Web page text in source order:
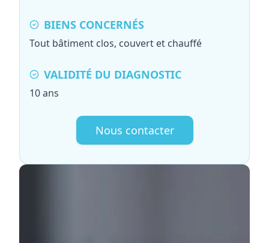
BIENS CONCERNÉS
Tout bâtiment clos, couvert et chauffé
VALIDITÉ DU DIAGNOSTIC
10 ans
Nous contacter